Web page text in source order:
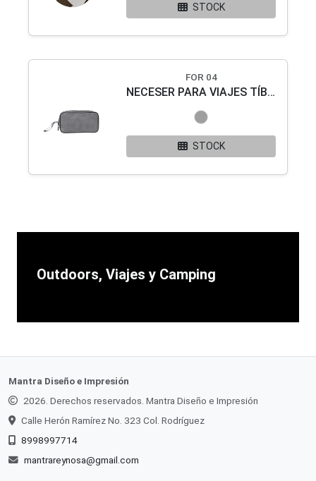
STOCK
FOR 04
NECESER PARA VIAJES TÍBER
STOCK
Outdoors, Viajes y Camping
Mantra Diseño e Impresión
2026. Derechos reservados. Mantra Diseño e Impresión
Calle Herón Ramírez No. 323 Col. Rodríguez
8998997714
mantrareynosa@gmail.com